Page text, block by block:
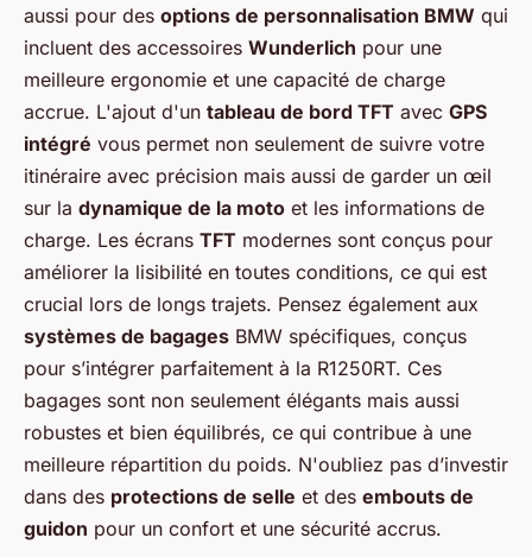
aussi pour des options de personnalisation BMW qui
incluent des accessoires Wunderlich pour une
meilleure ergonomie et une capacité de charge
accrue. L'ajout d'un tableau de bord TFT avec GPS
intégré vous permet non seulement de suivre votre
itinéraire avec précision mais aussi de garder un œil
sur la dynamique de la moto et les informations de
charge. Les écrans TFT modernes sont conçus pour
améliorer la lisibilité en toutes conditions, ce qui est
crucial lors de longs trajets. Pensez également aux
systèmes de bagages BMW spécifiques, conçus
pour s’intégrer parfaitement à la R1250RT. Ces
bagages sont non seulement élégants mais aussi
robustes et bien équilibrés, ce qui contribue à une
meilleure répartition du poids. N'oubliez pas d’investir
dans des protections de selle et des embouts de
guidon pour un confort et une sécurité accrus.